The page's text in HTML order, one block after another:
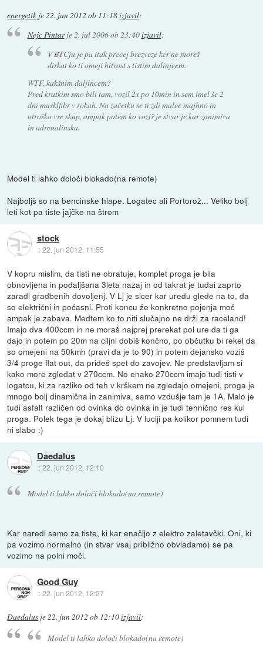
energetik je22. jun 2012 ob 11:18izjavil:
Nejc Pintarje2. jul 2006 ob 23:40izjavil:
V BTCju je pa itak precej brezveze ker ne moreš
dirkat ko ti omeji hitrost s tistim dalinjcem.
WTF, kakšnim daljincem?
Pred kratkim smo bili tam, vozil 2x po 10min in sem imel še 2
dni musklfibr v rokah. Na začetku se ti zdi malce majhno in
otroško vse skup, ampak potem ko voziš je stvar je kar zanimiva
in adrenalinska.
Model ti lahko določi blokado(na remote)
Najboljš so na bencinske hlape. Logatec ali Portorož... Veliko bolj
leti kot pa tiste jajčke na štrom
stock
::22. jun 2012, 11:55
V kopru mislim, da tisti ne obratuje, komplet proga je bila
obnovljena in podaljšana 3leta nazaj in od takrat je tudai zaprto
zaradi gradbenih dovoljenj. V Lj je sicer kar uredu glede na to, da
so električni in počasni. Proti koncu že konkretno pojenja moč
ampak je zabava. Medtem ko to niti slučajno ne drži za raceland!
Imajo dva 400ccm in ne moraš najprej prerekat pol ure da ti ga
dajo in potem po 20m na ciljni dobiš končno, po občutku bi rekel da
so omejeni na 50kmh (pravi da je to 90) in potem dejansko voziš
3/4 proge flat out, da prideš spet do zavojev. Ne predstavljam si
kako more zgledat v 270ccm. No enako 270ccm imajo tudi tisti v
logatcu, ki za razliko od teh v krškem ne zgledajo omejeni, proga je
mnogo bolj dinamična in zanimiva, samo vzdušje tam je 1A. Malo je
tudi asfalt različen od ovinka do ovinka in je tudi tehnično res kul
proga. Polek tega je dokaj blizu Lj. V luciji pa kolikor pomnem tudi
ni slabo :)
Daedalus
::22. jun 2012, 12:10
Model ti lahko določi blokado(na remote)
Kar naredi samo za tiste, ki kar enačijo z elektro zaletavčki. Oni, ki
pa vozimo normalno (in stvar vsaj približno obvladamo) se pa
vozimo na polni moči.
Good Guy
::22. jun 2012, 12:27
Daedalus je22. jun 2012 ob 12:10izjavil:
Model ti lahko določi blokado(na remote)